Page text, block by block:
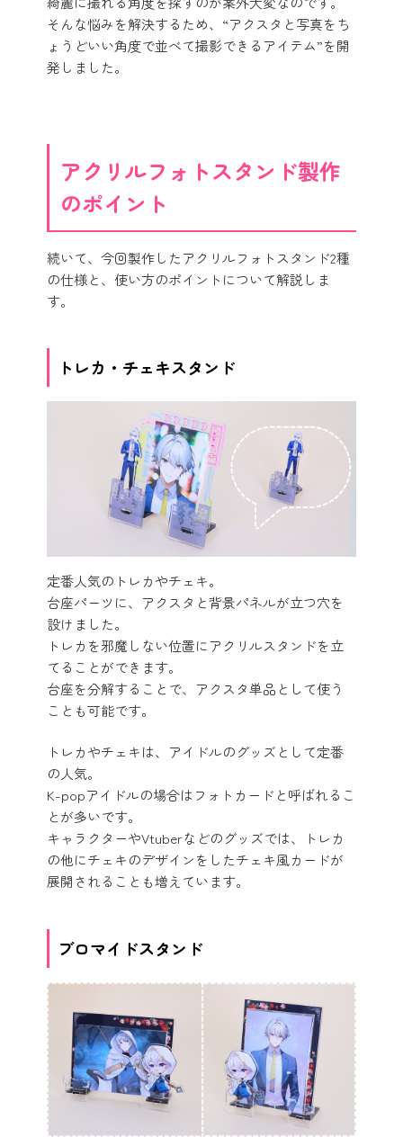
そんな悩みを解決するため、“アクスタと写真をち
ょうどいい角度で並べて撮影できるアイテム”を開
発しました。
アクリルフォトスタンド製作
のポイント
続いて、今回製作したアクリルフォトスタンド2種
の仕様と、使い方のポイントについて解説しま
す。
トレカ・チェキスタンド
定番人気のトレカやチェキ。
台座パーツに、アクスタと背景パネルが立つ穴を
設けました。
トレカを邪魔しない位置にアクリルスタンドを立
てることができます。
台座を分解することで、アクスタ単品として使う
ことも可能です。
トレカやチェキは、アイドルのグッズとして定番
の人気。
K-popアイドルの場合はフォトカードと呼ばれるこ
とが多いです。
キャラクターやVtuberなどのグッズでは、トレカ
の他にチェキのデザインをしたチェキ風カードが
展開されることも増えています。
ブロマイドスタンド